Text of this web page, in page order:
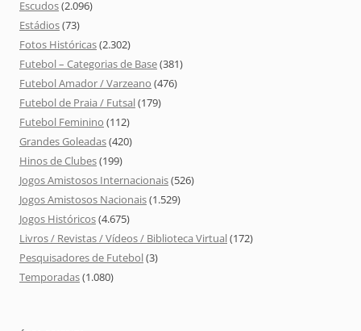
Escudos(2.096)
Estádios(73)
Fotos Históricas(2.302)
Futebol – Categorias de Base(381)
Futebol Amador / Varzeano (476)
Futebol de Praia / Futsal(179)
Futebol Feminino (112)
Grandes Goleadas(420)
Hinos de Clubes(199)
Jogos Amistosos Internacionais(526)
Jogos Amistosos Nacionais(1.529)
Jogos Históricos(4.675)
Livros / Revistas / Vídeos / Biblioteca Virtual(172)
Pesquisadores de Futebol(3)
Temporadas(1.080)